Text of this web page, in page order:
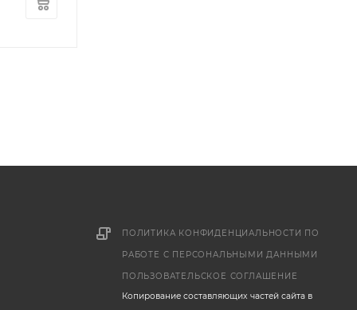
ПОЛИТИКА КОНФИДЕНЦИАЛЬНОСТИ ПО
РАБОТЕ С ПЕРСОНАЛЬНЫМИ ДАННЫМИ
ПОЛЬЗОВАТЕЛЬСКОЕ СОГЛАШЕНИЕ
Копирование составляющих частей сайта в